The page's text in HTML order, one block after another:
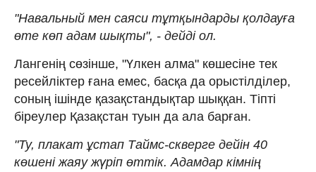
"Навальный мен саяси тұтқындарды қолдауға
өте көп адам шықты", - дейді ол.
Лангенің сөзінше, "Үлкен алма" көшесіне тек
ресейліктер ғана емес, басқа да орыстілділер,
соның ішінде қазақстандықтар шыққан. Тіпті
біреулер Қазақстан туын да ала барған.
"Ту, плакат ұстап Таймс-скверге дейін 40
көшені жаяу жүріп өттік. Адамдар кімнің